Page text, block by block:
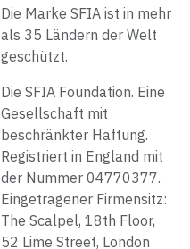
Die Marke SFIA ist in mehr
als 35 Ländern der Welt
geschützt.
Die SFIA Foundation. Eine
Gesellschaft mit
beschränkter Haftung.
Registriert in England mit
der Nummer 04770377.
Eingetragener Firmensitz:
The Scalpel, 18th Floor,
52 Lime Street, London